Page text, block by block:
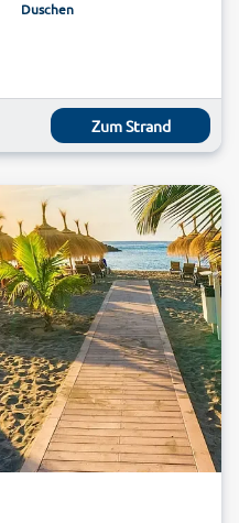
Duschen
Zum Strand